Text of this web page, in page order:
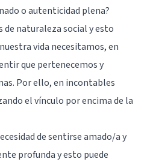
o autenticidad plena?
de naturaleza social y esto
vida necesitamos, en
que pertenecemos y
Por ello, en incontables
el vínculo por encima de la
de sentirse amado/a y
profunda y esto puede